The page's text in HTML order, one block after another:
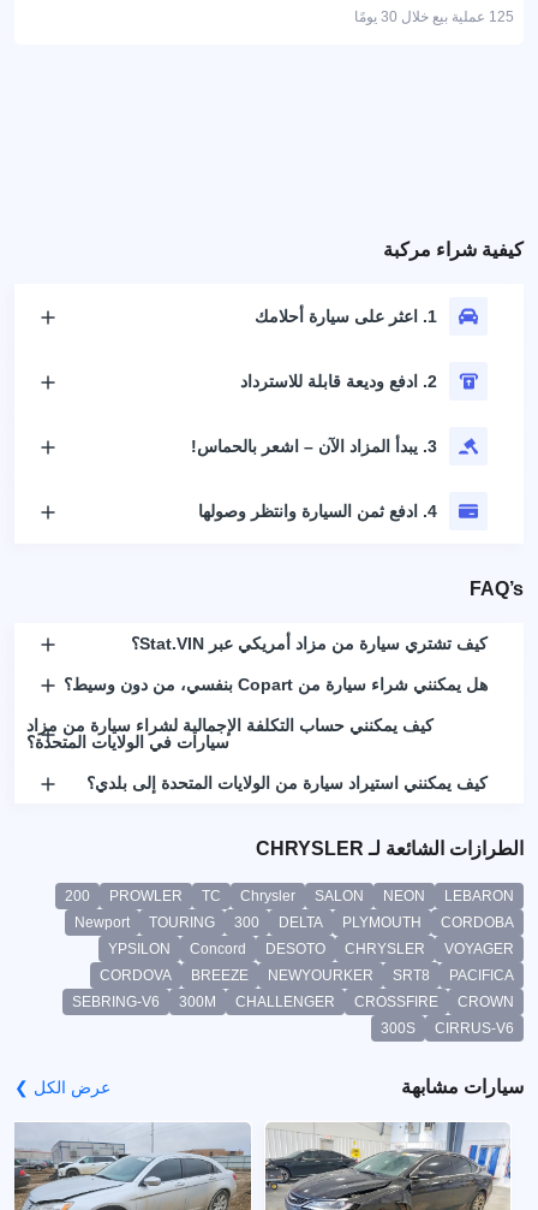
125 عملية بيع خلال 30 يومًا
كيفية شراء مركبة
1. اعثر على سيارة أحلامك
2. ادفع وديعة قابلة للاسترداد
3. يبدأ المزاد الآن – اشعر بالحماس!
4. ادفع ثمن السيارة وانتظر وصولها
FAQ’s
كيف تشتري سيارة من مزاد أمريكي عبر Stat.VIN؟
هل يمكنني شراء سيارة من Copart بنفسي، من دون وسيط؟
كيف يمكنني حساب التكلفة الإجمالية لشراء سيارة من مزاد
سيارات في الولايات المتحدة؟
كيف يمكنني استيراد سيارة من الولايات المتحدة إلى بلدي؟
الطرازات الشائعة لـ CHRYSLER
LEBARON
NEON
SALON
Chrysler
TC
PROWLER
200
CORDOBA
PLYMOUTH
DELTA
300
TOURING
Newport
VOYAGER
CHRYSLER
DESOTO
Concord
YPSILON
PACIFICA
SRT8
NEWYOURKER
BREEZE
CORDOVA
CROWN
CROSSFIRE
CHALLENGER
300M
SEBRING-V6
CIRRUS-V6
300S
سيارات مشابهة عرض الكل ❯